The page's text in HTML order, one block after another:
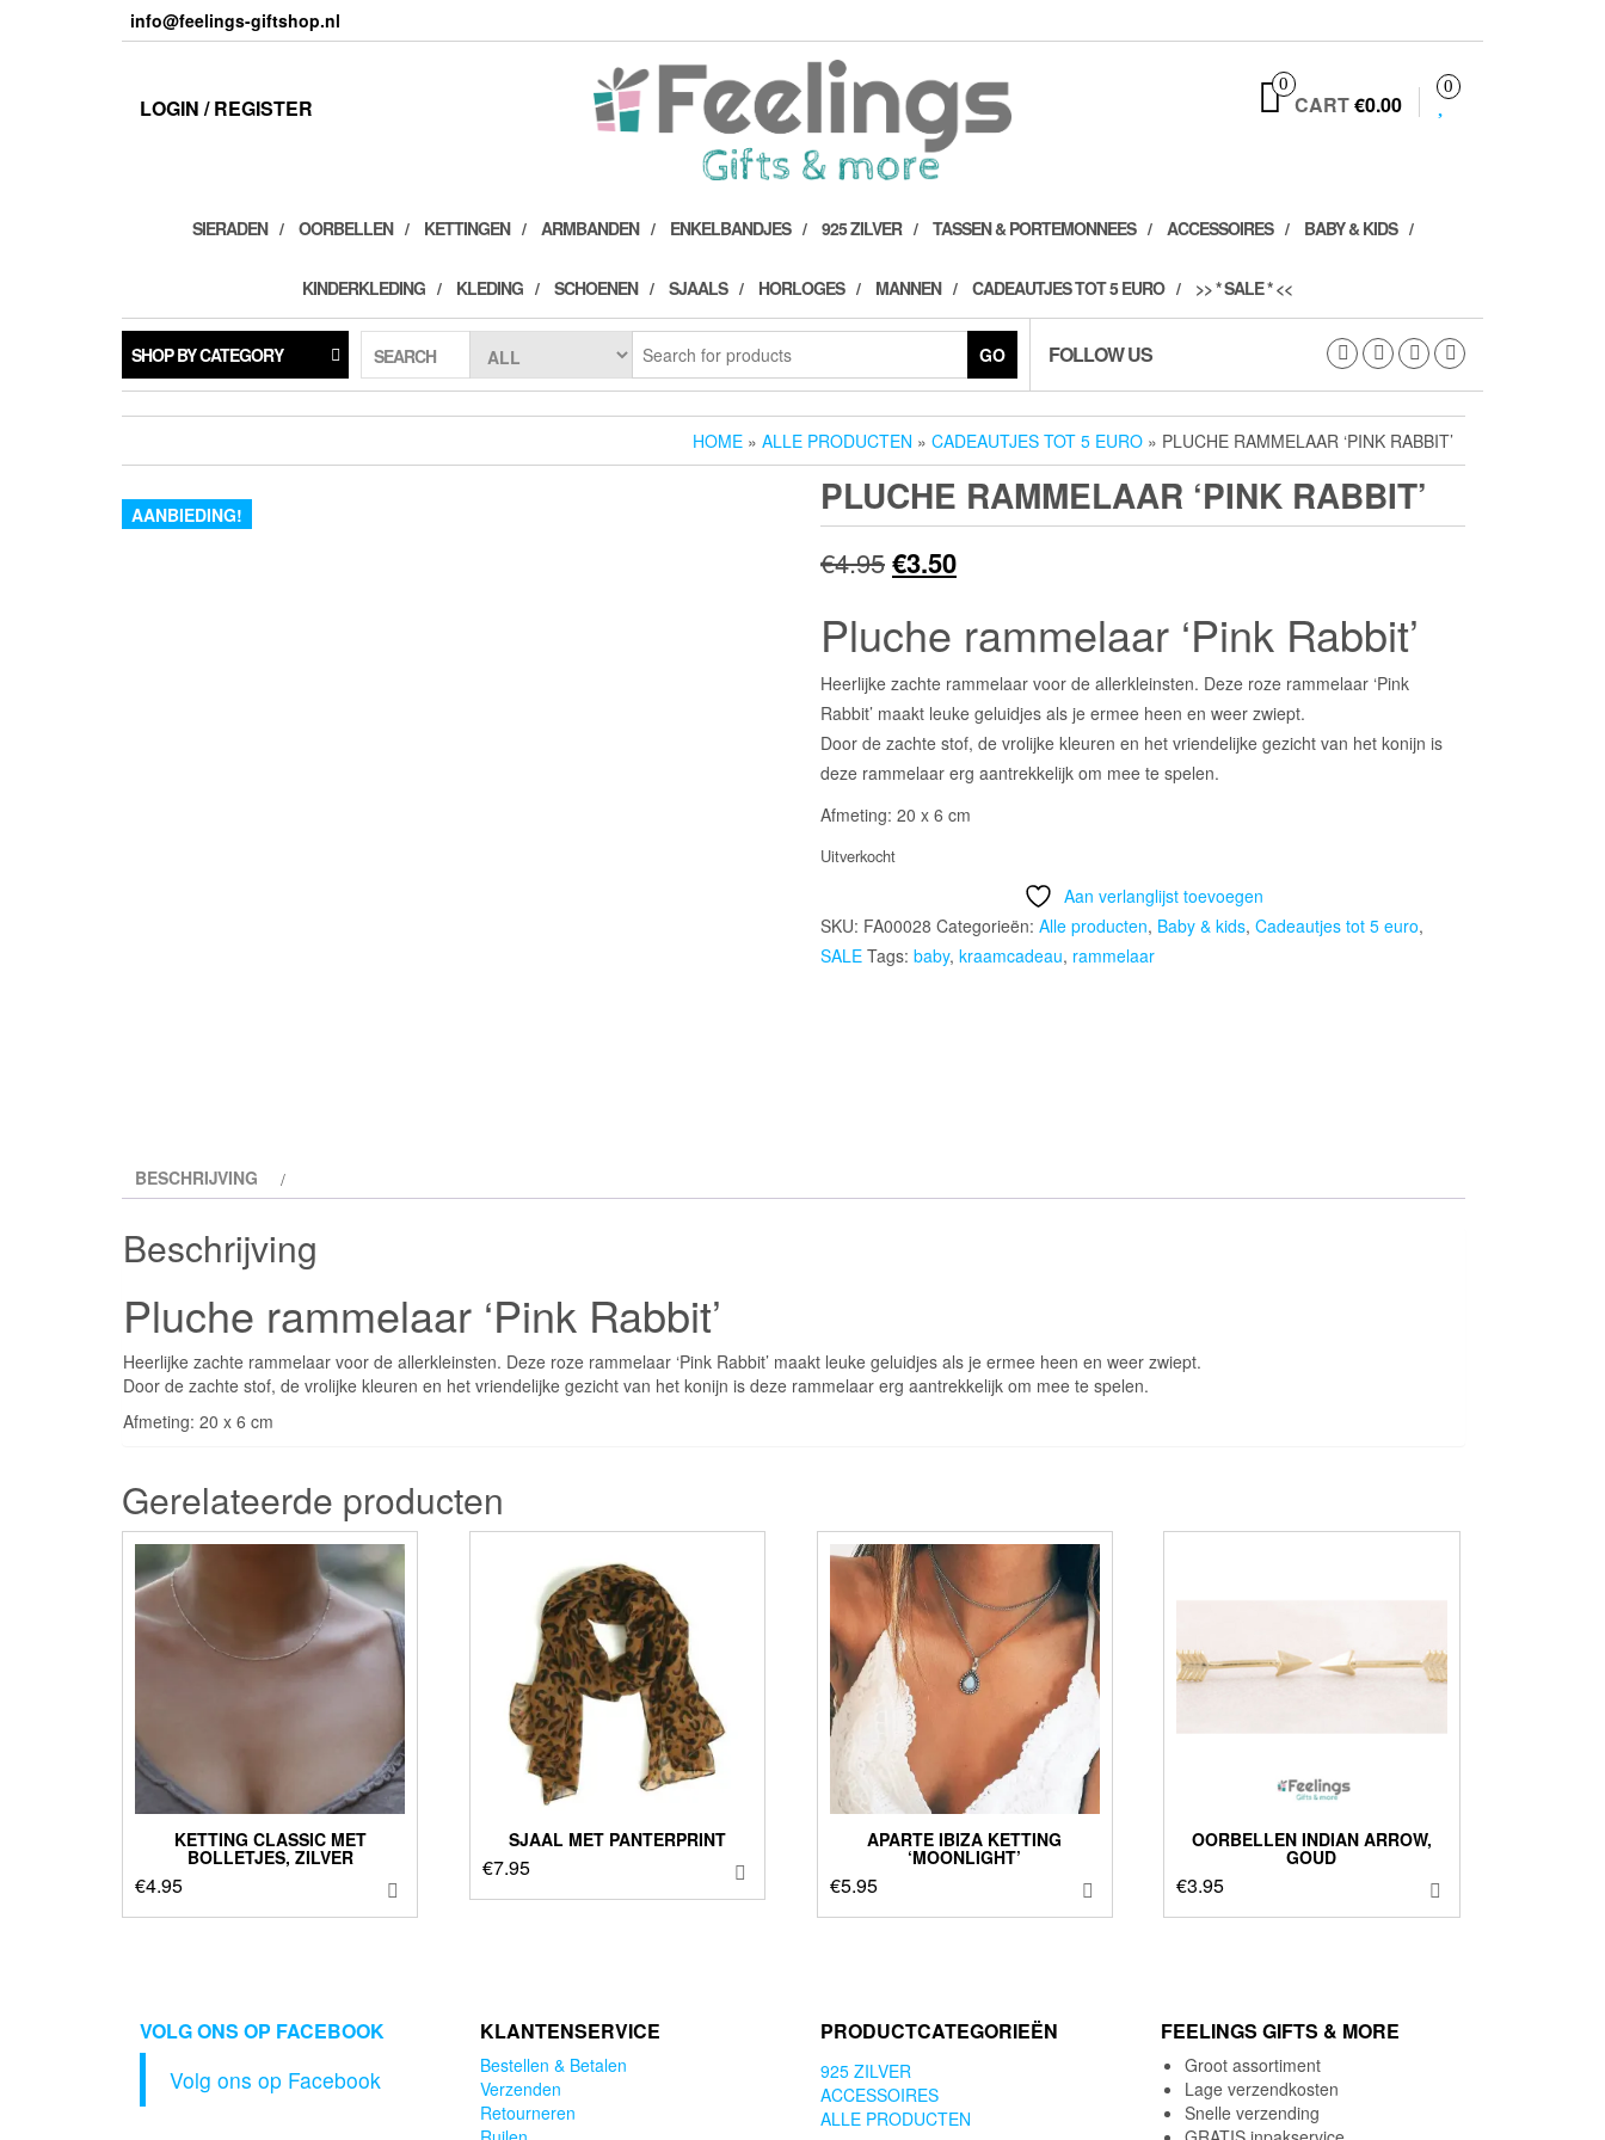
info@feelings-giftshop.nl
LOGIN / REGISTER
0
CART€0.00
0
SIERADEN OORBELLEN KETTINGEN ARMBANDEN ENKELBANDJES 925 ZILVER TASSEN & PORTEMONNEES ACCESSOIRES BABY & KIDS
KINDERKLEDING KLEDING SCHOENEN SJAALS HORLOGES MANNEN CADEAUTJES TOT 5 EURO >> * SALE * <<
SHOP BY CATEGORY SEARCH GO FOLLOW US
HOME » ALLE PRODUCTEN » CADEAUTJES TOT 5 EURO » PLUCHE RAMMELAAR ‘PINK RABBIT’
AANBIEDING! PLUCHE RAMMELAAR ‘PINK RABBIT’
€4.95Oorspronkelijke
was:
€4.95.
€3.50Huidige
is:
€3.50.
Pluche rammelaar ‘Pink Rabbit’
Heerlijke zachte rammelaar voor de allerkleinsten. Deze roze rammelaar ‘Pink
Rabbit’ maakt leuke geluidjes als je ermee heen en weer zwiept.
Door de zachte stof, de vrolijke kleuren en het vriendelijke gezicht van het konijn is
deze rammelaar erg aantrekkelijk om mee te spelen.
Afmeting: 20 x 6 cm
Uitverkocht
Aan verlanglijst toevoegen
SKU: FA00028 Categorieën: Alle producten, Baby & kids, Cadeautjes tot 5 euro,
SALE Tags: baby, kraamcadeau, rammelaar
BESCHRIJVING
Beschrijving
Pluche rammelaar ‘Pink Rabbit’
Heerlijke zachte rammelaar voor de allerkleinsten. Deze roze rammelaar ‘Pink Rabbit’ maakt leuke geluidjes als je ermee heen en weer zwiept.
Door de zachte stof, de vrolijke kleuren en het vriendelijke gezicht van het konijn is deze rammelaar erg aantrekkelijk om mee te spelen.
Afmeting: 20 x 6 cm
Gerelateerde producten
KETTING CLASSIC MET
BOLLETJES, ZILVER
€4.95
SJAAL MET PANTERPRINT
€7.95
APARTE IBIZA KETTING
‘MOONLIGHT’
€5.95
OORBELLEN INDIAN ARROW,
GOUD
€3.95
VOLG ONS OP FACEBOOK
Volg ons op Facebook
KLANTENSERVICE
Bestellen & Betalen
Verzenden
Retourneren
PRODUCTCATEGORIEËN
925 ZILVER
ACCESSOIRES
ALLE PRODUCTEN
FEELINGS GIFTS & MORE
Groot assortiment
Lage verzendkosten
Snelle verzending